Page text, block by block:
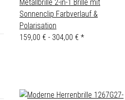
Metallbrille 2-in-1 Brille mit
Sonnenclip Farbverlauf &
Polarisation
159,00 € - 304,00 € *